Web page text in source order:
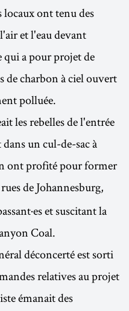
locaux ont tenu des
et l'eau devant
a pour projet de
de charbon à ciel ouvert
polluée.
les rebelles de l'entrée
un cul-de-sac à
ont profité pour former
de Johannesburg,
et suscitant la
Coal.
déconcerté est sorti
relatives au projet
émanait des